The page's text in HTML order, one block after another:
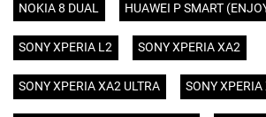
NOKIA 8 DUAL HUAWEI P SMART
SONY XPERIA L2 SONY XPERIA XA2
SONY XPERIA XA2 ULTRA SONY